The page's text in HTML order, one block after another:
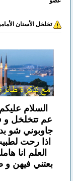
تخلخل الأسنان
السلام
عم تتخلخل و
جاوبوني شو
اذا رحت
العلم انا
بعتني فيهن و